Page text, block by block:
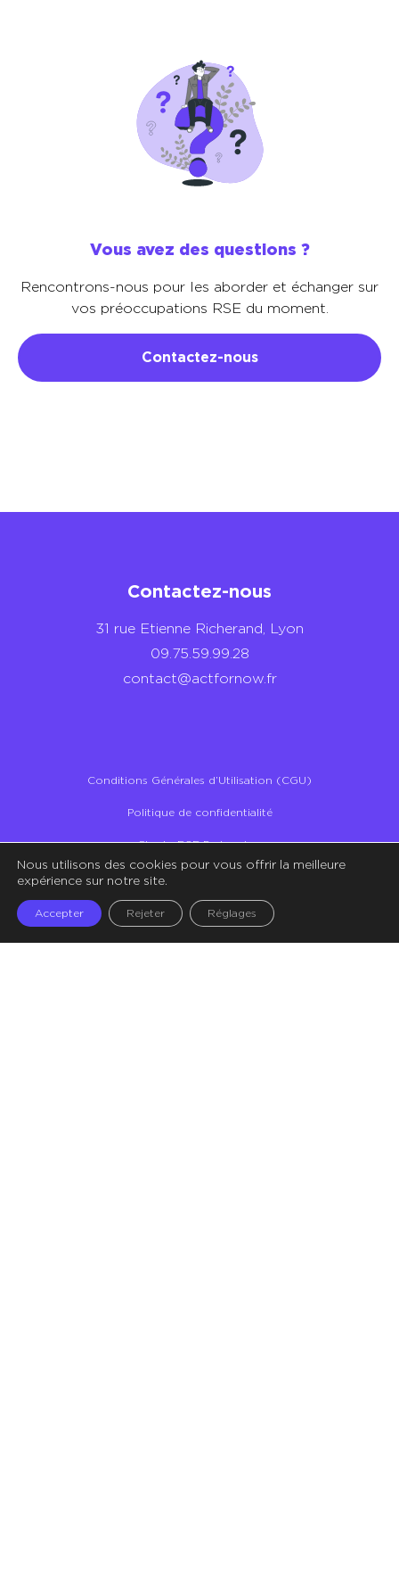
Vous avez des questions ?
Rencontrons-nous pour les aborder et échanger sur
vos préoccupations RSE du moment.
Contactez-nous
Contactez-nous
31 rue Etienne Richerand, Lyon
09.75.59.99.28
contact@actfornow.fr
Conditions Générales d’Utilisation (CGU)
Politique de confidentialité
Charte RSE Partenaires
Illustrations – Crédit Storyset
Nous utilisons des cookies pour vous offrir la meilleure
expérience sur notre site.
Accepter Rejeter Réglages